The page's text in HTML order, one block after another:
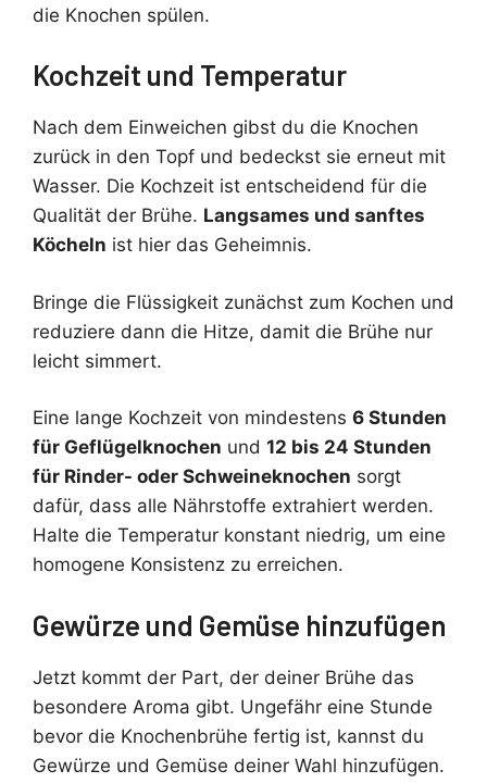
die Knochen spülen.
Kochzeit und Temperatur
Nach dem Einweichen gibst du die Knochen
zurück in den Topf und bedeckst sie erneut mit
Wasser. Die Kochzeit ist entscheidend für die
Qualität der Brühe. Langsames und sanftes
Köcheln ist hier das Geheimnis.
Bringe die Flüssigkeit zunächst zum Kochen und
reduziere dann die Hitze, damit die Brühe nur
leicht simmert.
Eine lange Kochzeit von mindestens 6 Stunden
für Geflügelknochen und 12 bis 24 Stunden
für Rinder- oder Schweineknochen sorgt
dafür, dass alle Nährstoffe extrahiert werden.
Halte die Temperatur konstant niedrig, um eine
homogene Konsistenz zu erreichen.
Gewürze und Gemüse hinzufügen
Jetzt kommt der Part, der deiner Brühe das
besondere Aroma gibt. Ungefähr eine Stunde
bevor die Knochenbrühe fertig ist, kannst du
Gewürze und Gemüse deiner Wahl hinzufügen.